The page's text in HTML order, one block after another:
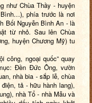
như Chùa Thầy - huyện
phía trước là nơi
Bối Nguyễn Bình An - là
từ nhỏ. Sau lên Chùa
huyện Chương Mỹ) tu
công, ngoại quốc” quay
Đền Đức Ông, vườn
nhà bia - sắp lễ, chùa
tả - hữu hành lang),
nhà Tổ - nhà Mẫu và